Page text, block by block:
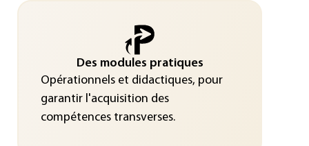
Des modules pratiques
Opérationnels et didactiques, pour
garantir l'acquisition des
compétences transverses.